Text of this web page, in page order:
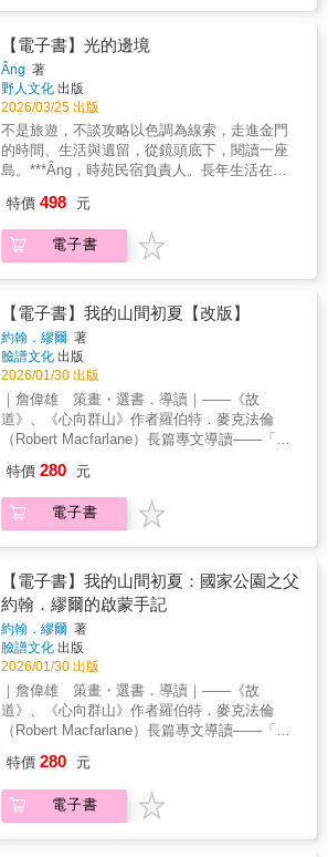
好事8.勇於冒險9.旅行字典裡沒有「做錯」這個
12.事實捨棄旅遊指南13.改變永遠不嫌遲14.學
習放輕鬆15.學習更多外語（認真學）16.多擦點
防曬乳17.善心人很多18.沒有什麼是必遊景點
19.不必遲疑，出發吧
到一個青年創作者，試圖在主觀觀魚的恣意歡
快與客觀的生態紀錄之間尋找平衡，與在書寫
上的各種思索嘗試，「我趴在溪裡，思考怎麼
寫好一篇文章。」「一個想回應外部世界的寫
作者，有資格同時渴望表現自己的情感嗎？」
也探討人與野地、獵人與獵物之間的複雜關
係，冠中認為人與魚的關係最常伴隨著傷害，
但他卻試圖透過殺戮與食用，去辯證並感受對
物種深沉的愛，「你知道同理和感受的差別
後你必須繼續叉魚，用獵人的身分不斷辯證愛
為何物，但關於感受你只能涉足到魚叉的末
端，就像於永夜中困在一間小小的冰屋裡。」
冠中聽見了自然的呼喚，那或是水流的聲音，
或是苦花食藻的鈍響，本書是他嘗試將那聲音
化作文字的精采書寫，是臺灣文學裡首見的以
溪魚為書寫對象的文學創作，也是他勇於自我
剖析，觀照己身位置與環境關係的多元思索。
邀請所有讀者跟隨他的文字潛入溪底，去聆聽
那永不止息的「水裡的回音」。謝謝你讀到這
到了那個聲音，於是我也成為了那個聲音。於
是我寫作，於是我用那聲音呼喚著你。──〈水
裡的回音〉
魚的石狗公。讓他的書寫成為了臺灣文學裡一
與溪流世界。《雨像無數條河流落下》選錄胡
冠中發表於報刊媒體，或尚未發表的作品；在
這本選集中可以讀到，他的書寫流路是如何形
成，又流經什麼地方。讀者將看見他如何剖析
自我，將極其纖細的情感赤裸地呈現出來，面
對著到底該走往生態調查者、魚類研究者，或
者創作者哪條支流的煩惱；也能看見他為了讓
時，他也能有意識地將將田野紀錄轉化成精彩
的書寫，最終呈現出欲望與水色並陳，既有著
一隻隻銀鱗金身的魚在溪間蜿蜒，也有獵人在
界專家學者的文章，一同集結成冊，既是對胡
冠中的回音，也對當代環境書寫作思索與叩
問。──「在巨觀上沒有端點的溪流之中，他用
真摯與靈活的書寫，成為了溪裡一處繞不開的
地形，形塑湍瀨、深潭，在當代文學的流域
中，創造了某個珍奇的棲地。」──〈流域中無
可取代的地方——讀胡冠中，及其文學作
品〉，黃瀚嶢（作家．生態繪圖家）「無數個
的我 進入 無數條溪流 我會為你 無數次翻新 所
你訴說」──〈未曾間斷〉，小令（詩人）「忘
記他究竟有沒有拿下五千元，但寫出了《深溝
釣魚大賽》上、中、下，這三篇文章，有著大
對溪流獨特的感受與詩意，屬於臺灣溪流，未
曾被人探勘過的寫作領域。我看了一遍又一
遍，也哭了一遍又一遍，文字裡的你還永遠地
燃燒著火焰。」──〈溪裡的火〉，白魯夫（生
態攝影家）「冠中展現了另一種『從產地到餐
桌也到書桌』的二刀流：從最貼近田野的現
場，到遠端的夾雜著好奇或美感的直觀接受，
那種有點華麗的衝擊，足以有強大吸力讓人願
歌的水鬼〉，方韻如（人禾基金會經理）「要
說趴大溪川的人裡面最會找石狗公的，大概就
是他，只要石狗公在，他就可以像隻水獺般竄
進水裡，把牠找出來。不過，那是他看見石狗
【電子書】光的邊境
Âng 著
野人文化 出版
2026/03/25 出版
不是旅遊，不談攻略以色調為線索，走進金門
的時間、生活與遺留，從鏡頭底下，閱讀一座
島。***Âng，時苑民宿負責人。長年生活在金
相機記錄島上的光與日常。這些影像最初只是
生活的片刻，在社群分享後，卻讓許多人重新
看見金門——原來這座島，不只有戰地、政治
生了。本書依循顏色前行，拆解金門長年被忽
略的層次。【金門綠】不只是樹與田，而是小
路橫行、風穿村落的日常蔭影。【金門藍】不
只是海，而是被戰爭封存、被時間緩慢打開的
蔚藍邊界。【金門金】來自天空、雲影與日
落，是最容易錯過、卻最動人的風景。【金門
灰】是全島要塞、地下工事、戲院與軍事遺構
的靜默殘影。【金門紅】存在於磚牆、聚落、
老屋、洋樓、祭儀與棲居之中，是生活仍在流
現它一直都在，當風景不再只是被觀看的對
象，而是由人、時間與記憶共同構成。當你不
再尋找景點，終於理解，金門不只是一座島，
而是一種正在流動的狀態。
特價 498 元
電子書
【電子書】我的山間初夏【改版】
約翰．繆爾 著
臉譜文化 出版
2026/01/30 出版
｜詹偉雄 策畫・選書．導讀｜——《故
道》、《心向群山》作者羅伯特．麥克法倫
（Robert Macfarlane）長篇專文導讀——「我
我。」與《湖濱散記》、《沙郡年紀》齊名國
家公園之父、環保運動先驅約翰．繆爾的初心
所在喚起世界對自然、環境保育關注的百年重
家、地質學家、探險家，從十九世紀末即開始
推展近代環境、自然保育運動，他的日記、文
章與演說，在國際間掀起環境保育意識，進而
催生多座國家公園及自然保護區，被譽為「國
家公園之父」和「現代環保運動之父」。而他
一生共發表三百多篇文章及出版十多本重要著
作，記述他的自然哲學與環保理念，在自然文
學上的創新與建樹，與愛默生、梭羅等人齊
名，深刻影響了後世。而謬爾對於自然保育意
識的萌芽，就要從本書記錄下的這個夏天談
內華達山區巡遊，度過一整個夏天。在那裡，
他進行著對植物、動物、岩石的研究，同時深
受山林美景與生態感動，期間撰述多篇散文隨
特價 280 元
電子書
【電子書】我的山間初夏：國家公園之父
約翰．繆爾的啟蒙手記
約翰．繆爾 著
臉譜文化 出版
2026/01/30 出版
｜詹偉雄 策畫・選書．導讀｜——《故
道》、《心向群山》作者羅伯特．麥克法倫
（Robert Macfarlane）長篇專文導讀——「我
我。」與《湖濱散記》、《沙郡年紀》齊名國
家公園之父、環保運動先驅約翰．繆爾的初心
所在喚起世界對自然、環境保育關注的百年重
特價 280 元
電子書